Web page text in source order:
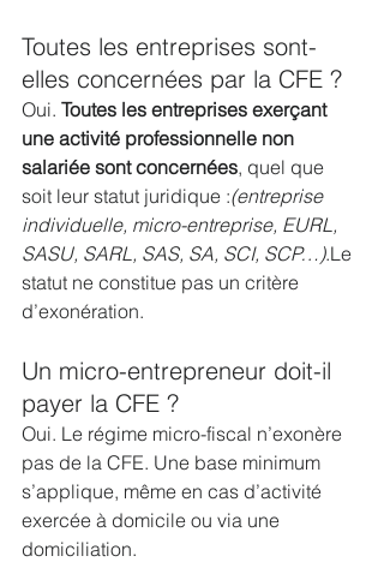
Toutes les entreprises sont-
elles concernées par la CFE ?
Oui. Toutes les entreprises exerçant
une activité professionnelle non
salariée sont concernées, quel que
soit leur statut juridique :(entreprise
individuelle, micro-entreprise, EURL,
SASU, SARL, SAS, SA, SCI, SCP…).Le
statut ne constitue pas un critère
d’exonération.
Un micro-entrepreneur doit-il
payer la CFE ?
Oui. Le régime micro-fiscal n’exonère
pas de la CFE. Une base minimum
s’applique, même en cas d’activité
exercée à domicile ou via une
domiciliation.